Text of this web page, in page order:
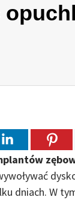
dniach. W